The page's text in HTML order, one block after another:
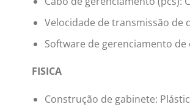
Velocidade de transmissão de
Software de gerenciamento
FISICA
Construção de gabinete: